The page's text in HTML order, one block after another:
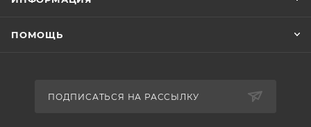
ПОМОЩЬ
ПОДПИСАТЬСЯ НА РАССЫЛКУ